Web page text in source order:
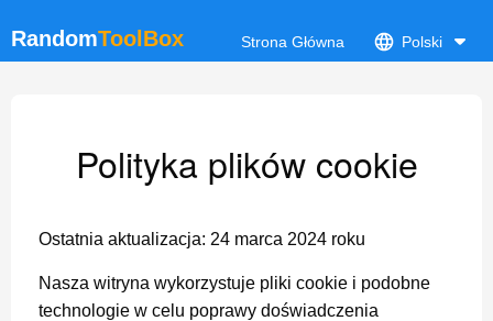
RandomToolBox Strona Główna Polski
Polityka plików cookie
Ostatnia aktualizacja: 24 marca 2024 roku
Nasza witryna wykorzystuje pliki cookie i podobne
technologie w celu poprawy doświadczenia